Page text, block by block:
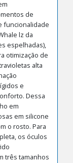
de
funcionalidade
lz da
espelhadas),
otimização de
alta
e
Dessa
em
em silicone
o rosto. Para
os óculos
três tamanhos